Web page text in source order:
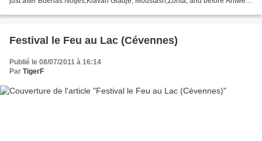
Festival le Feu au Lac (Cévennes)
Publié le 08/07/2011 à 16:14
Par TigerF